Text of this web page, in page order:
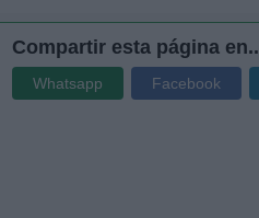
Compartir esta página
Whatsapp Facebook